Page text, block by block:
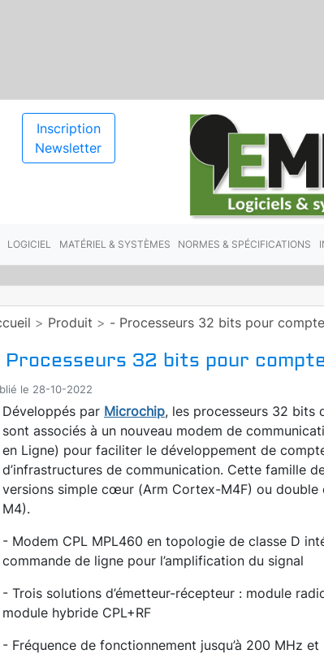
Inscription
Newsletter
LOGICIEL MATÉRIEL & SYSTÈMES NORMES & SPÉCIFICATIONS
> Produit > - Processeurs 32 bits pour
Processeurs 32 bits pour
le 28-10-2022
Développés par Microchip, les processeurs 32 bits
sont associés à un nouveau modem de
en Ligne) pour faciliter le développement de
d’infrastructures de communication. Cette famille
versions simple cœur (Arm Cortex-M4F) ou
M4).
- Modem CPL MPL460 en topologie de classe D
commande de ligne pour l’amplification du signal
- Trois solutions d’émetteur-récepteur : module
module hybride CPL+RF
- Fréquence de fonctionnement jusqu’à 200 MHz